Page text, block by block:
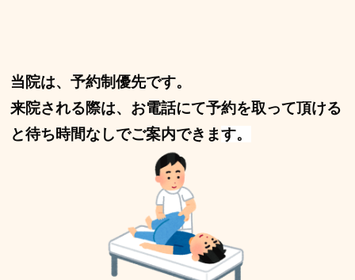
当院は、予約制優先です。
来院される際は、お電話にて予約を取って頂ける
と待ち時間なしでご案内できます。